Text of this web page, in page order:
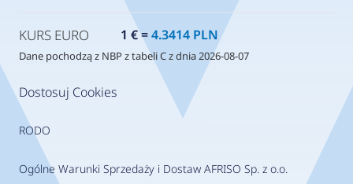
Dostosuj Cookies
RODO
Ogólne Warunki Sprzedaży i Dostaw AFRISO Sp. z o.o.
KURS EURO 1 € =4.3414 PLN
Dane pochodzą z NBP z tabeli C z dnia 2026-08-07